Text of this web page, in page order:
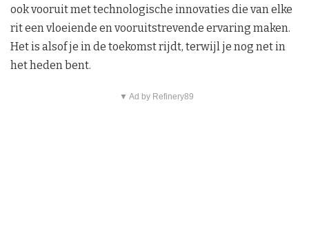
ook vooruit met technologische innovaties die van elke
rit een vloeiende en vooruitstrevende ervaring maken.
Het is alsof je in de toekomst rijdt, terwijl je nog net in
het heden bent.
▼ Ad by Refinery89